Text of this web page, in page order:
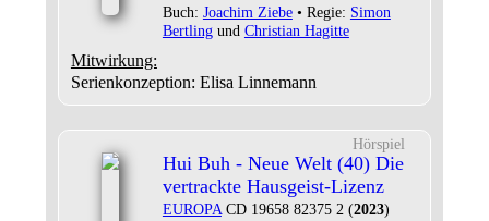
Buch: Joachim Ziebe• Regie: Simon
Bertlingund Christian Hagitte
Mitwirkung:
Serienkonzeption: Elisa Linnemann
Hörspiel
Hui Buh - Neue Welt (40) Die
vertrackte Hausgeist-Lizenz
EUROPACD 19658 82375 2 (2023)